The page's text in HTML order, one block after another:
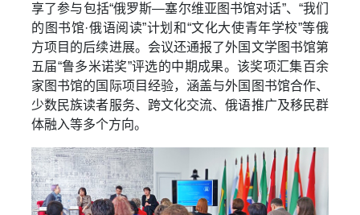
享了参与包括“俄罗斯—塞尔维亚图书馆对话”、“我们
的图书馆·俄语阅读”计划和“文化大使青年学校”等俄
方项目的后续进展。会议还通报了外国文学图书馆第
五届“鲁多米诺奖”评选的中期成果。该奖项汇集百余
家图书馆的国际项目经验，涵盖与外国图书馆合作、
少数民族读者服务、跨文化交流、俄语推广及移民群
体融入等多个方向。